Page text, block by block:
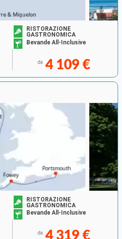
RISTORAZIONE
GASTRONOMICA
Bevande All-Inclusive
da 4 109 €
RISTORAZIONE
GASTRONOMICA
Bevande All-Inclusive
da 4 319 €